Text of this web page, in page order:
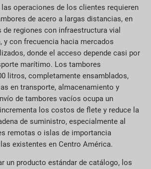
operaciones de los clientes requieren
de acero a largas distancias, en
regiones con infraestructura vial
y con frecuencia hacia mercados
donde el acceso depende casi por
marítimo. Los tambores
litros, completamente ensamblados,
en transporte, almacenamiento y
de tambores vacíos ocupa un
los costos de flete y reduce la
de suministro, especialmente al
remotas o islas de importancia
existentes en Centro América.
un producto estándar de catálogo, los